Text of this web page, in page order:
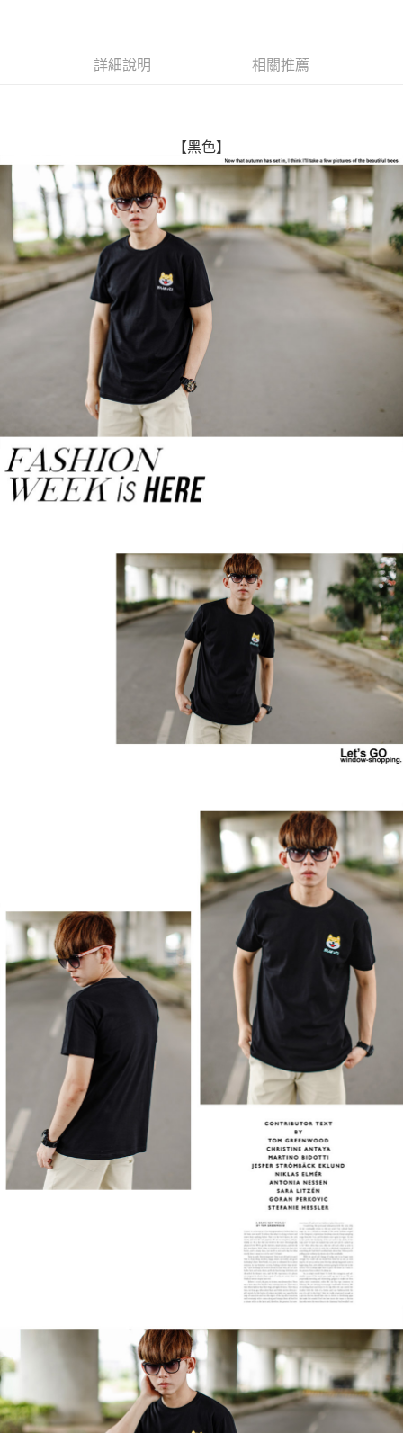
AFTEE先享後付是「在收到商品之後才付款」的支付方式。 讓您購物簡單
【「AFTEE先享後付」結帳流程】
１．於結帳方式選擇「AFTEE先享後付」後，將跳轉至「AFTEE先享後付」
結帳頁面，進行簡訊認證並確認金額後，即可完成結帳。
２．訂單成立數日內，您將收到繳費通知簡訊。
３．收到繳費通知簡訊後14天內，點擊此簡訊中的連結，可透過四大超商／
ATM／網路銀行／等多元方式進行付款，方視為交易完成。
※ 請注意：結帳手續完成當下不需立刻繳費，但若您需要取消訂單，請聯絡
購買商品的店家。未經商家同意取消之訂單仍視為有效，需透過AFTEE先享
後付繳納相關費用。
※ 交易是否成功請以「AFTEE先享後付 」之結帳頁面顯示為準，若有關於
是否繳費成功／繳費後需取消欲退款等相關疑問，請聯繫「AFTEE先享後付
https://netprotections.freshdesk.com/support/home
１．透過由恩沛科技股份有限公司提供之「AFTEE先享後付」服務完成之交
易，需依本服務之必要範圍內提供個人資料，並將交易相關給付款項請求債
權轉讓予恩沛科技股份有限公司。
２．關於個人資料處理事宜，請瀏覽以下網址：
https://aftee.tw/terms/#terms3
３．未成年的使用者請事先徵得法定代理人或監護人之同意方可使用
「AFTEE先享後付」，若未經同意申辦者引起之損失，本公司不負相關責
任。
請求用戶進行身份認證。
５．嚴禁一人註冊多個帳號或使用他人資訊註冊。若發現惡意使用之情形，
恩沛科技股份有限公司將有權停止該用戶之使用額度並採取法律行動。
每筆NT$80，滿NT$1,800(含以上)免運費
先付款後全家取貨
每筆NT$80，滿NT$1,800(含以上)免運費
7-11付款取貨
每筆NT$80，滿NT$1,800(含以上)免運費
先付款後7-11取貨
每筆NT$80，滿NT$1,800(含以上)免運費
每筆NT$120，滿NT$3,000(含以上)免運費
詳細說明 相關推薦
【黑色】